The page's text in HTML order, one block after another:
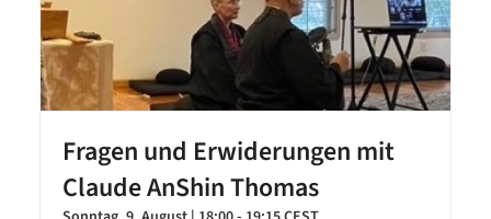
Fragen und Erwiderungen mit
Claude AnShin Thomas